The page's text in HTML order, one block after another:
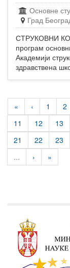
Основне
Град
СТРУКОВНИ
програм
Академији
здравствена
« ‹ 1 2
11
12 13
21
22 23
...
› »